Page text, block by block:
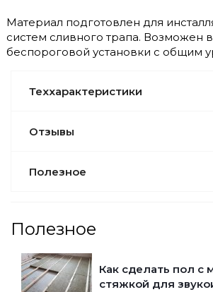
Материал подготовлен для
систем сливного трапа. Возможен
беспороговой установки с общим
Теххарактеристики
Отзывы
Полезное
Полезное
Как сделать пол с
стяжкой для